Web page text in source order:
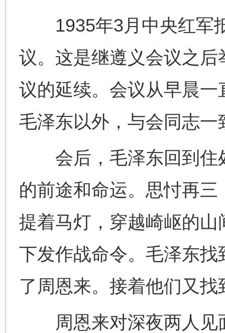
1935年3月中央红军
议。这是继遵义会议之
议的延续。会议从早晨
毛泽东以外，与会同志
会后，毛泽东回到住
的前途和命运。思忖再
提着马灯，穿越崎岖的
下发作战命令。毛泽东
了周恩来。接着他们又
周恩来对深夜两人见